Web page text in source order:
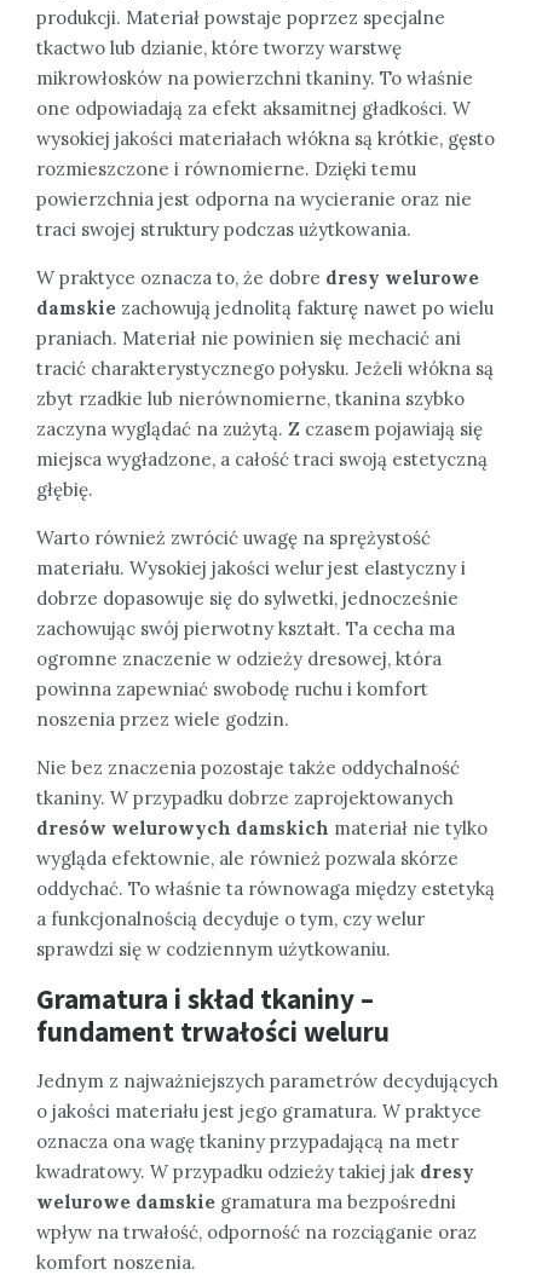
produkcji. Materiał powstaje poprzez specjalne
tkactwo lub dzianie, które tworzy warstwę
mikrowłosków na powierzchni tkaniny. To właśnie
one odpowiadają za efekt aksamitnej gładkości. W
wysokiej jakości materiałach włókna są krótkie, gęsto
rozmieszczone i równomierne. Dzięki temu
powierzchnia jest odporna na wycieranie oraz nie
traci swojej struktury podczas użytkowania.
W praktyce oznacza to, że dobre dresy welurowe
damskie zachowują jednolitą fakturę nawet po wielu
praniach. Materiał nie powinien się mechacić ani
tracić charakterystycznego połysku. Jeżeli włókna są
zbyt rzadkie lub nierównomierne, tkanina szybko
zaczyna wyglądać na zużytą. Z czasem pojawiają się
miejsca wygładzone, a całość traci swoją estetyczną
głębię.
Warto również zwrócić uwagę na sprężystość
materiału. Wysokiej jakości welur jest elastyczny i
dobrze dopasowuje się do sylwetki, jednocześnie
zachowując swój pierwotny kształt. Ta cecha ma
ogromne znaczenie w odzieży dresowej, która
powinna zapewniać swobodę ruchu i komfort
noszenia przez wiele godzin.
Nie bez znaczenia pozostaje także oddychalność
tkaniny. W przypadku dobrze zaprojektowanych
dresów welurowych damskich materiał nie tylko
wygląda efektownie, ale również pozwala skórze
oddychać. To właśnie ta równowaga między estetyką
a funkcjonalnością decyduje o tym, czy welur
sprawdzi się w codziennym użytkowaniu.
Gramatura i skład tkaniny –
fundament trwałości weluru
Jednym z najważniejszych parametrów decydujących
o jakości materiału jest jego gramatura. W praktyce
oznacza ona wagę tkaniny przypadającą na metr
kwadratowy. W przypadku odzieży takiej jak dresy
welurowe damskie gramatura ma bezpośredni
wpływ na trwałość, odporność na rozciąganie oraz
komfort noszenia.